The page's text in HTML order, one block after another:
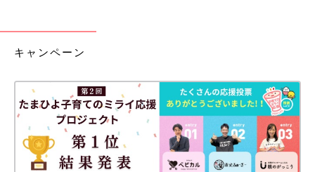
キャンペーン